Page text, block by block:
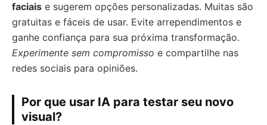
faciais e sugerem opções personalizadas. Muitas são
gratuitas e fáceis de usar. Evite arrependimentos e
ganhe confiança para sua próxima transformação.
Experimente sem compromisso e compartilhe nas
redes sociais para opiniões.
Por que usar IA para testar seu novo
visual?